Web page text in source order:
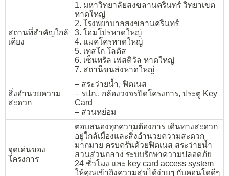
สถานที่สำคัญใกล้
เคียง
1. มหาวิทยาลัยสงขลานครินทร์ วิทยาเขต
หาดใหญ่
2. โรงพยาบาลสงขลานครินทร์
3. โฮมโปรหาดใหญ่
4. แมคโครหาดใหญ่
5. เทสโก โลตัส
6. เซ็นทรัล เฟสติวัล หาดใหญ่
7. สถานีขนส่งหาดใหญ่
สิ่งอำนวยความ
สะดวก
– สระว่ายน้ำ, ฟิตเนส
– รปภ., กล้องวงจรปิดโครงการ, ประตู Key
Card
– สวนหย่อม
จุดเด่นของ
โครงการ
ตอบสนองทุกความต้องการ เดินทางสะดวก
อยู่ใกล้เมืองและสิ่งอำนวยความสะดวก
มากมาย ครบครันด้วยฟิตเนส สระว่ายน้ำ
สวนส่วนกลาง ระบบรักษาความปลอดภัย
24 ชั่วโมง และ key card access system
ให้คุณเข้าถึงความสุขได้ง่ายๆ กับคอนโดดีๆ